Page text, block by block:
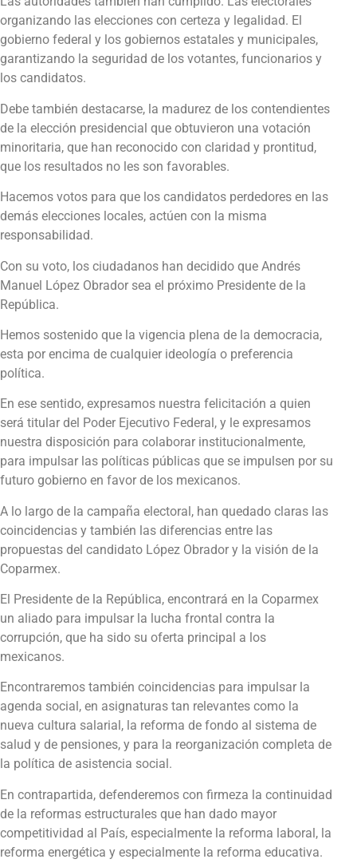
organizando las elecciones con certeza y legalidad. El
gobierno federal y los gobiernos estatales y municipales,
garantizando la seguridad de los votantes, funcionarios y
los candidatos.
Debe también destacarse, la madurez de los contendientes
de la elección presidencial que obtuvieron una votación
minoritaria, que han reconocido con claridad y prontitud,
que los resultados no les son favorables.
Hacemos votos para que los candidatos perdedores en las
demás elecciones locales, actúen con la misma
responsabilidad.
Con su voto, los ciudadanos han decidido que Andrés
Manuel López Obrador sea el próximo Presidente de la
República.
Hemos sostenido que la vigencia plena de la democracia,
esta por encima de cualquier ideología o preferencia
política.
En ese sentido, expresamos nuestra felicitación a quien
será titular del Poder Ejecutivo Federal, y le expresamos
nuestra disposición para colaborar institucionalmente,
para impulsar las políticas públicas que se impulsen por su
futuro gobierno en favor de los mexicanos.
A lo largo de la campaña electoral, han quedado claras las
coincidencias y también las diferencias entre las
propuestas del candidato López Obrador y la visión de la
Coparmex.
El Presidente de la República, encontrará en la Coparmex
un aliado para impulsar la lucha frontal contra la
corrupción, que ha sido su oferta principal a los
mexicanos.
Encontraremos también coincidencias para impulsar la
agenda social, en asignaturas tan relevantes como la
nueva cultura salarial, la reforma de fondo al sistema de
salud y de pensiones, y para la reorganización completa de
la política de asistencia social.
En contrapartida, defenderemos con firmeza la continuidad
de la reformas estructurales que han dado mayor
competitividad al País, especialmente la reforma laboral, la
reforma energética y especialmente la reforma educativa.